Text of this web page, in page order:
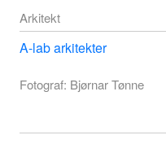
Arkitekt
A-lab arkitekter
Fotograf: Bjørnar Tønne